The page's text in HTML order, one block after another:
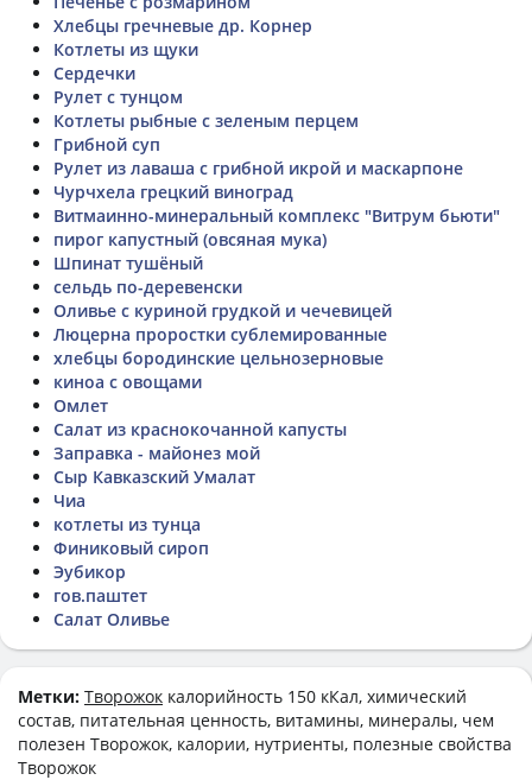
Хлебцы гречневые др. Корнер
Котлеты из щуки
Сердечки
Рулет с тунцом
Котлеты рыбные с зеленым перцем
Грибной суп
Рулет из лаваша с грибной икрой и маскарпоне
Чурчхела грецкий виноград
Витмаинно-минеральный комплекс "Витрум бьюти"
пирог капустный (овсяная мука)
Шпинат тушёный
сельдь по-деревенски
Оливье с куриной грудкой и чечевицей
Люцерна проростки сублемированные
хлебцы бородинские цельнозерновые
киноа с овощами
Омлет
Салат из краснокочанной капусты
Заправка - майонез мой
Сыр Кавказский Умалат
Чиа
котлеты из тунца
Финиковый сироп
Эубикор
гов.паштет
Салат Оливье
Метки: Творожок калорийность 150 кКал, химический
состав, питательная ценность, витамины, минералы, чем
полезен Творожок, калории, нутриенты, полезные свойства
Творожок